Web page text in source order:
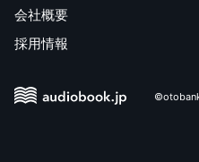
会社概要
採用情報